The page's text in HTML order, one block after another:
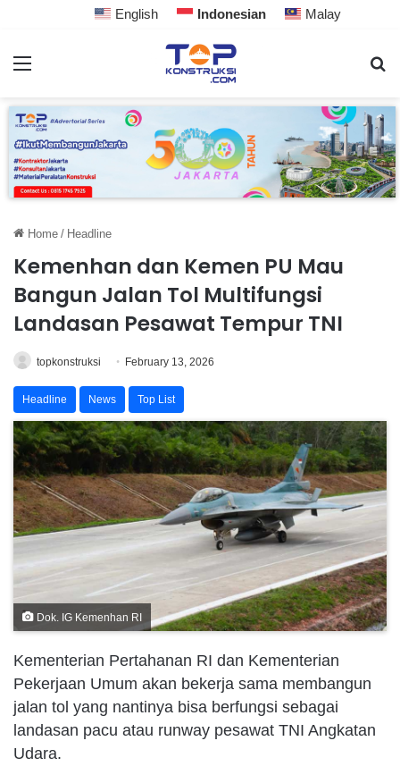
English Indonesian Malay
Home / Headline
Kemenhan dan Kemen PU Mau
Bangun Jalan Tol Multifungsi
Landasan Pesawat Tempur TNI
topkonstruksi February 13, 2026
Headline News Top List
Dok. IG Kemenhan RI
Kementerian Pertahanan RI dan Kementerian
Pekerjaan Umum akan bekerja sama membangun
jalan tol yang nantinya bisa berfungsi sebagai
landasan pacu atau runway pesawat TNI Angkatan
Udara.